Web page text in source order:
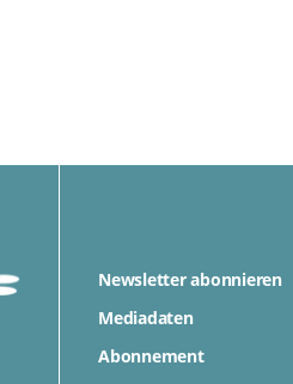
Newsletter abonnieren
Mediadaten
Abonnement